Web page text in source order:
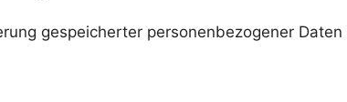
gespeicherter personenbezogener